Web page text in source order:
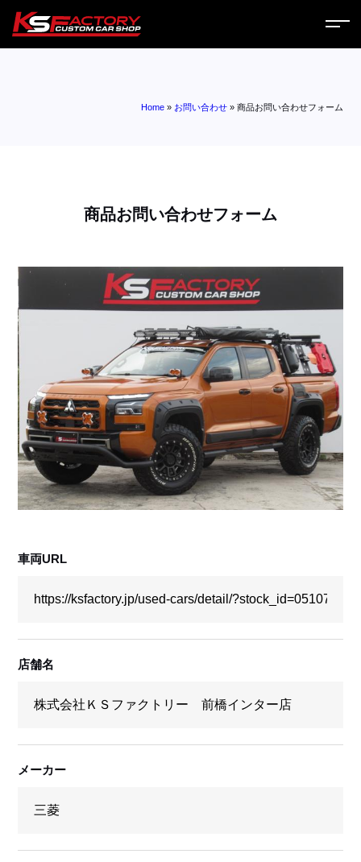
営業日
お問い合わせ
採用情報
店舗問い合わせ
Home » お問い合わせ »商品お問い合わせフォーム
商品お問い合わせフォーム
車両URL
店舗名
メーカー